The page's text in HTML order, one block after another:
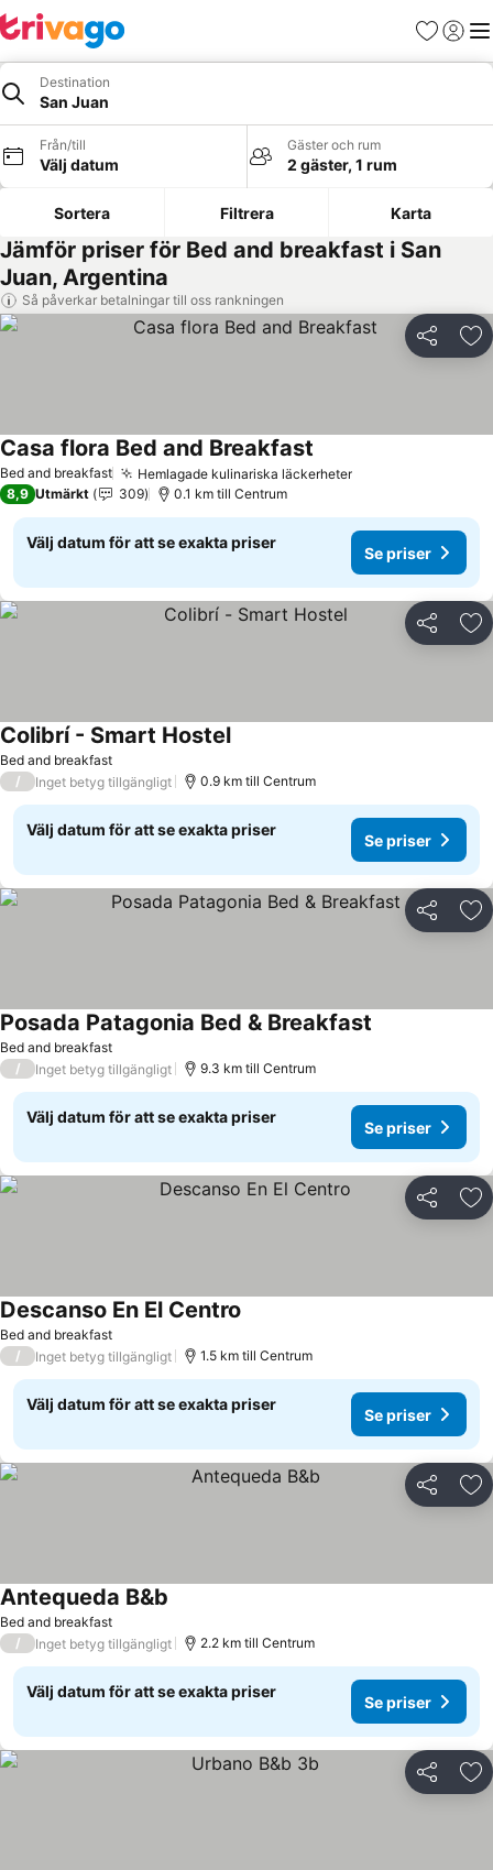
Favoriter
Logga
Destination
San Juan
Från/till
Välj datum
Gäster och rum
2 gäster, 1 rum
Sortera Filtrera Karta
Jämför priser för Bed and breakfast i San
Juan, Argentina
Så påverkar betalningar till oss rankningen
Dela
Bed and breakfast Hemlagade kulinariska läckerheter
Casa flora Bed and Breakfast
8,9 Utmärkt 309 0.1 km till Centrum
Välj datum för att se exakta priser
Se priser
Dela
Bed and breakfast
Colibrí - Smart Hostel
/ Inget betyg tillgängligt 0.9 km till Centrum
Välj datum för att se exakta priser
Se priser
Dela
Bed and breakfast
Posada Patagonia Bed & Breakfast
/ Inget betyg tillgängligt 9.3 km till Centrum
Välj datum för att se exakta priser
Se priser
Dela
Bed and breakfast
Descanso En El Centro
/ Inget betyg tillgängligt 1.5 km till Centrum
Välj datum för att se exakta priser
Se priser
Dela
Bed and breakfast
Antequeda B&b
/ Inget betyg tillgängligt 2.2 km till Centrum
Välj datum för att se exakta priser
Se priser
Dela